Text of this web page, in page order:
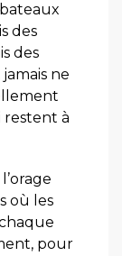
des
des
ne
restent à
où les
pour